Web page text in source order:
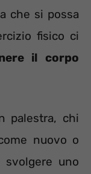
che si possa
fisico ci
il corpo
palestra, chi
nuovo o
svolgere uno